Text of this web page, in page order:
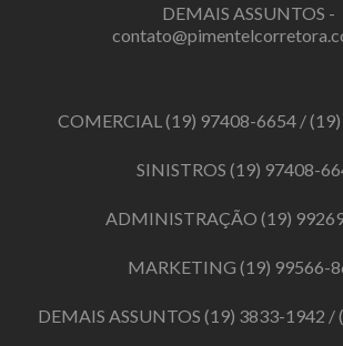
DEMAIS ASSUNTOS -
COMERCIAL(19) 97408-6654/
SINISTROS (19) 97408-
ADMINISTRAÇÃO (19)
MARKETING (19) 99566-
DEMAIS ASSUNTOS (19) 3833-1942 /